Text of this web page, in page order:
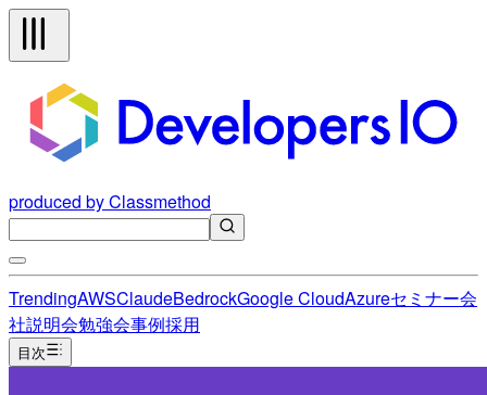
produced by Classmethod
TrendingAWSClaudeBedrockGoogle CloudAzureセミナー会
社説明会勉強会事例採用
目次